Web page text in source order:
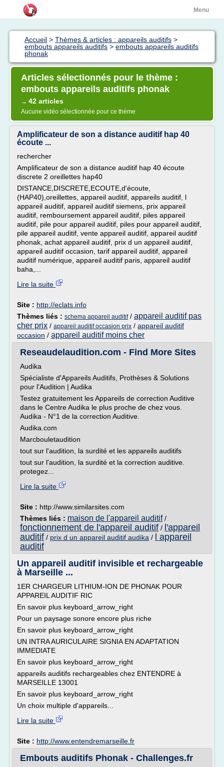
Menu
Accueil > Thèmes & articles : appareils auditifs >
embouts appareils auditifs > embouts appareils auditifs
phonak
Articles sélectionnés pour le thème :
embouts appareils auditifs phonak
→ 42 articles
Aucune vidéo sélectionnée pour ce thème
Amplificateur de son a distance auditif hap 40
écoute ...
rechercher
Amplificateur de son a distance auditif hap 40 écoute
discrete 2 oreillettes hap40
DISTANCE,DISCRETE,ECOUTE,d'écoute,
(HAP40),oreillettes, appareil auditif, appareils auditif, l
appareil auditif, appareil auditif siemens, prix appareil
auditif, remboursement appareil auditif, piles appareil
auditif, pile pour appareil auditif, piles pour appareil auditif,
pile appareil auditif, vente appareil auditif, appareil auditif
phonak, achat appareil auditif, prix d un appareil auditif,
appareil auditif occasion, tarif appareil auditif, appareil
auditif numérique, appareil auditif paris, appareil auditif
baha,...
Lire la suite
Site : http://eclats.info
Thèmes liés : schema appareil auditif/ appareil auditif pas
cher prix / appareil auditif occasion prix / appareil auditif
occasion / appareil auditif moins cher
Reseaudelaudition.com - Find More Sites
Audika
Spécialiste d'Appareils Auditifs, Prothèses & Solutions
pour l'Audition | Audika
Testez gratuitement les Appareils de correction Auditive
dans le Centre Audika le plus proche de chez vous.
Audika - N°1 de la correction Auditive.
Audika.com
Marcbouletaudition
tout sur l'audition, la surdité et les appareils auditifs
tout sur l'audition, la surdité et la correction auditive.
protegez...
Lire la suite
Site : http://www.similarsites.com
Thèmes liés : maison de l'appareil auditif/
fonctionnement de l'appareil auditif / l'appareil
auditif / prix d un appareil auditif audika /
l appareil
auditif
Un appareil auditif invisible et rechargeable
à Marseille ...
1ER CHARGEUR LITHIUM-ION DE PHONAK POUR
APPAREIL AUDITIF RIC
En savoir plus keyboard_arrow_right
Pour un paysage sonore encore plus riche
En savoir plus keyboard_arrow_right
UN INTRA AURICULAIRE SIGNIA EN ADAPTATION
IMMEDIATE
En savoir plus keyboard_arrow_right
appareils auditifs rechargeables chez ENTENDRE à
MARSEILLE 13001
En savoir plus keyboard_arrow_right
Un choix multiple d'appareils...
Lire la suite
Site : http://www.entendremarseille.fr
Embouts auditifs Phonak - Challenges.fr